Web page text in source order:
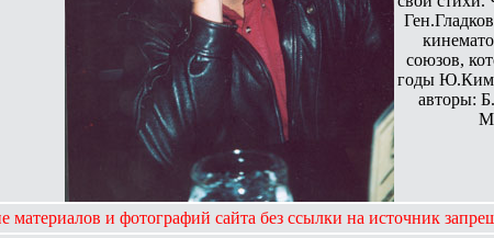
союзов,
годы Ю.Ким
авторы:
материалов и фотографий сайта без ссылки на источник